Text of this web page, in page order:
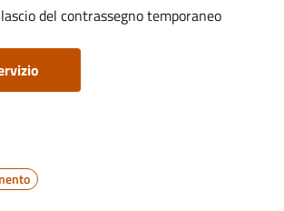
del contrassegno temporaneo